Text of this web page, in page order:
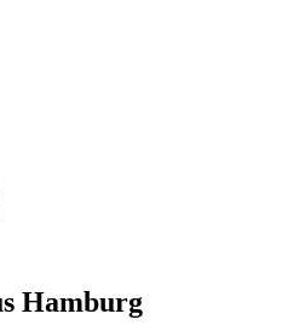
Hamburg